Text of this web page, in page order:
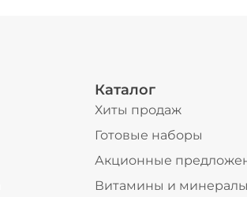
Каталог
Хиты продаж
Готовые наборы
Акционные
Витамины и